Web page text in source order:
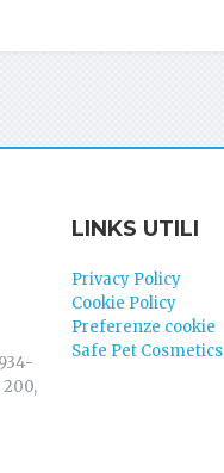
200,
LINKS UTILI
Privacy Policy
Cookie Policy
Preferenze cookie
Safe Pet Cosmetics